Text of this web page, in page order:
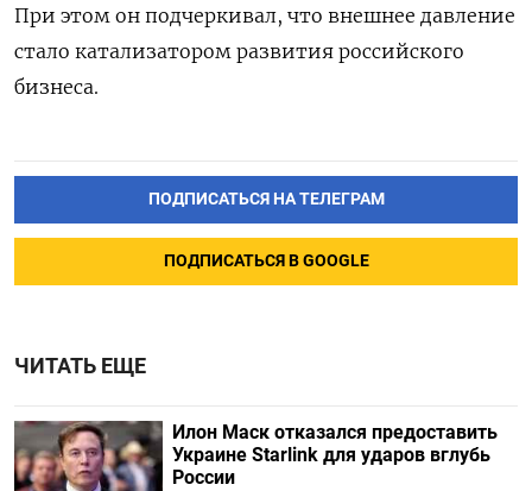
При этом он подчеркивал, что внешнее давление
стало катализатором развития российского
бизнеса.
ПОДПИСАТЬСЯ НА ТЕЛЕГРАМ
ПОДПИСАТЬСЯ В GOOGLE
ЧИТАТЬ ЕЩЕ
Илон Маск отказался предоставить
Украине Starlink для ударов вглубь
России